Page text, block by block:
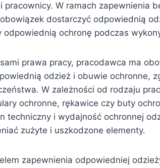
pracownicy. W ramach zapewnienia
dostarczyć odpowiednią
odpowiednią ochronę podczas
prawa pracy, pracodawca ma
odzież i obuwie ochronne,
W zależności od rodzaju
ochronne, rękawice czy buty
techniczny i wydajność ochronnej
zużyte i uszkodzone elementy.
zapewnienia odpowiedniej